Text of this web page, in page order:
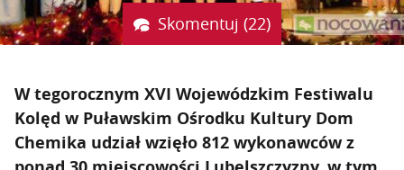
Skomentuj (22)
W tegorocznym XVI Wojewódzkim Festiwalu
Kolęd w Puławskim Ośrodku Kultury Dom
Chemika udział wzięło 812 wykonawców z